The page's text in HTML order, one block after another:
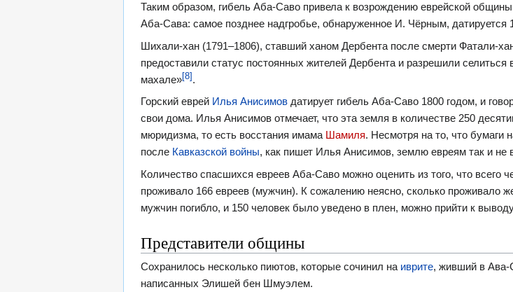
Таким образом, гибель Аба-Саво привела к возрождению еврейской
Аба-Сава: самое позднее надгробье, обнаруженное И. Чёрным, датируется
Шихали-хан (1791–1806), ставший ханом Дербента после смерти Фатали-
предоставили статус постоянных жителей Дербента и разрешили
махале»[8] .
Горский еврей Илья Анисимов датирует гибель Аба-Саво 1800 годом, и
свои дома. Илья Анисимов отмечает, что эта земля в количестве 250
мюридизма, то есть восстания имама Шамиля. Несмотря на то, что бумаги
после Кавказской войны, как пишет Илья Анисимов, землю евреям так и не
Количество спасшихся евреев Аба-Саво можно оценить из того, что всего
проживало 166 евреев (мужчин). К сожалению неясно, сколько проживало
мужчин погибло, и 150 человек было уведено в плен, можно прийти к
Представители общины
Сохранилось несколько пиютов, которые сочинил на иврите, живший в Ава-
написанных Элишей бен Шмуэлем.